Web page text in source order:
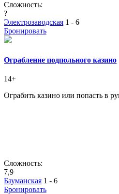
Сложность:
?
Электрозаводская 1 - 6
Бронировать
Ограбление подпольного казино
14+
Ограбить казино или попасть в
Сложность:
7,9
Бауманская 1 - 6
Бронировать